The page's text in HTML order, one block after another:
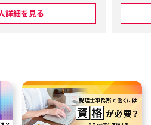
ます。
理財務チームの運営・マネ
管理表等のレビュー、業務品
理
ンバーへの業務指導、知見共
成
詳細を見る